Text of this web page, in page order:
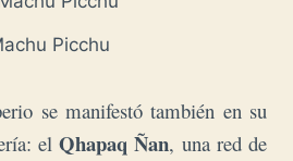
Picchu
se manifestó también en su
el Qhapaq Ñan, una red de